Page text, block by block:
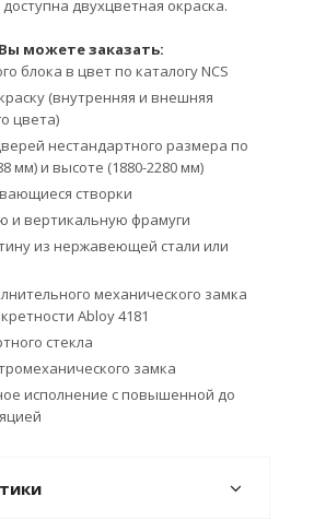
доступна двухцветная окраска.
можете заказать:
блока в цвет по каталогу NCS
(внутренняя и внешняя
цвета)
нестандартного размера по
мм) и высоте (1880-2280 мм)
створки
и вертикальную фрамуги
из нержавеющей стали или
механического замка
Abloy 4181
стекла
замка
исполнение с повышенной до